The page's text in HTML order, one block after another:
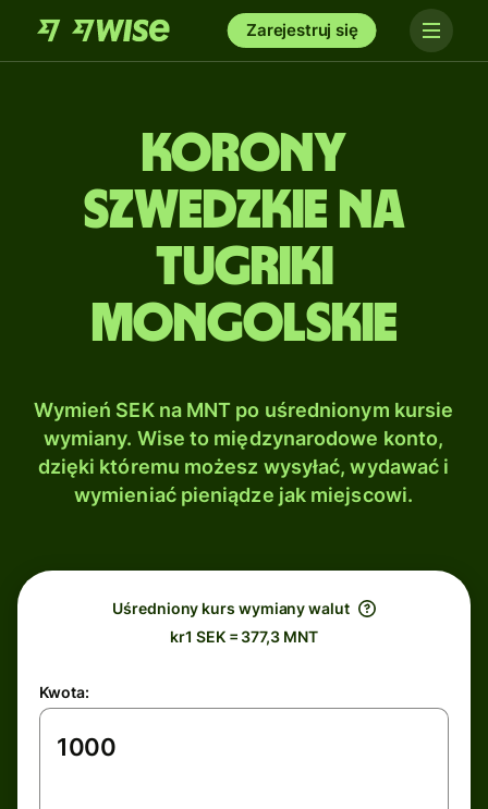
Zarejestruj się
Korony
szwedzkie na
Tugriki
mongolskie
Wymień SEK na MNT po uśrednionym kursie
wymiany. Wise to międzynarodowe konto,
dzięki któremu możesz wysyłać, wydawać i
wymieniać pieniądze jak miejscowi.
Uśredniony kurs wymiany walut
kr1 SEK = 377,3 MNT
Kwota: